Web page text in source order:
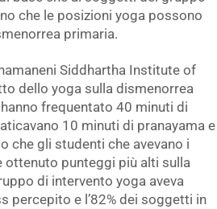
che le posizioni yoga possono
primaria.
Siddhartha Institute of
dello yoga sulla dismenorrea
frequentato 40 minuti di
10 minuti di pranayama e
che gli studenti che avevano i
ottenuto punteggi più alti sulla
di intervento yoga aveva
percepito e l’82% dei soggetti in